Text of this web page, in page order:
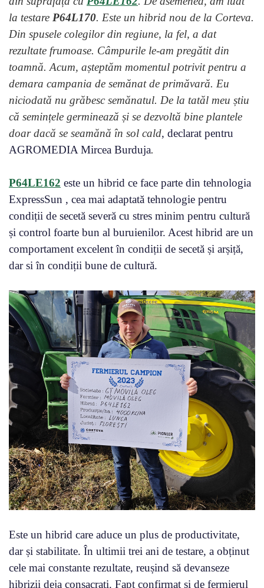
la testare P64L170. Este un hibrid nou de la Corteva.
Din spusele colegilor din regiune, la fel, a dat
rezultate frumoase. Câmpurile le-am pregătit din
toamnă. Acum, așteptăm momentul potrivit pentru a
demara campania de semănat de primăvară. Eu
niciodată nu grăbesc semănatul. De la tatăl meu știu
că semințele germinează și se dezvoltă bine plantele
doar dacă se seamănă în sol cald, declarat pentru
AGROMEDIA Mircea Burduja.
P64LE162 este un hibrid ce face parte din tehnologia
ExpressSun , cea mai adaptată tehnologie pentru
condiții de secetă severă cu stres minim pentru cultură
și control foarte bun al buruienilor. Acest hibrid are un
comportament excelent în condiții de secetă și arșiță,
dar si în condiții bune de cultură.
Este un hibrid care aduce un plus de productivitate,
dar și stabilitate. În ultimii trei ani de testare, a obținut
cele mai constante rezultate, reușind să devanseze
hibrizii deja consacrați. Fapt confirmat și de fermierul